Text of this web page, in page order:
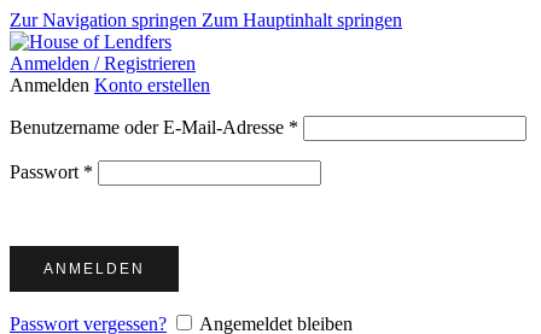
Zur Navigation springen Zum Hauptinhalt springen
Anmelden / Registrieren
Anmelden Konto erstellen
Benutzername oder E-Mail-Adresse *
Passwort *
ANMELDEN
Passwort vergessen?
Angemeldet bleiben